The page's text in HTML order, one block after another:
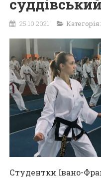
25.10.2021 Категорія:
Студентки Івано-